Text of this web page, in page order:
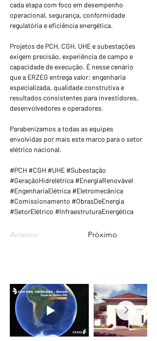
cada etapa com foco em desempenho
operacional, segurança, conformidade
regulatória e eficiência energética.
Projetos de PCH, CGH, UHE e subestações
exigem precisão, experiência de campo e
capacidade de execução. É nesse cenário
que a ERZEG entrega valor: engenharia
especializada, qualidade construtiva e
resultados consistentes para investidores,
desenvolvedores e operadores.
Parabenizamos a todas as equipes
envolvidas por mais este marco para o setor
elétrico nacional.
#PCH #CGH #UHE #Subestação
#GeraçãoHidrelétrica #EnergiaRenovável
#EngenhariaElétrica #Eletromecânica
#Comissionamento #ObrasDeEnergia
#SetorElétrico #InfraestruturaEnergética
Anterior Próximo